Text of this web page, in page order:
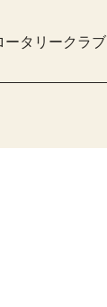
ータリークラブ